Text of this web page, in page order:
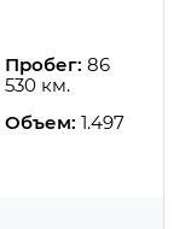
Пробег: 86
530 км.
Объем: 1.497